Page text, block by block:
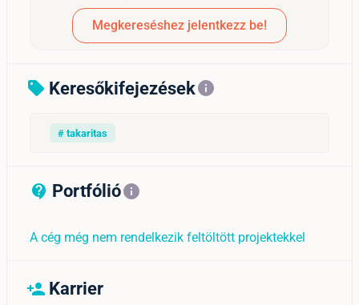
Megkereséshez jelentkezz be!
sell Keresőkifejezésekinfo
# takaritas
contact_support_outline
Portfólióinfo
A cég még nem rendelkezik feltöltött projektekkel
person_add Karrier